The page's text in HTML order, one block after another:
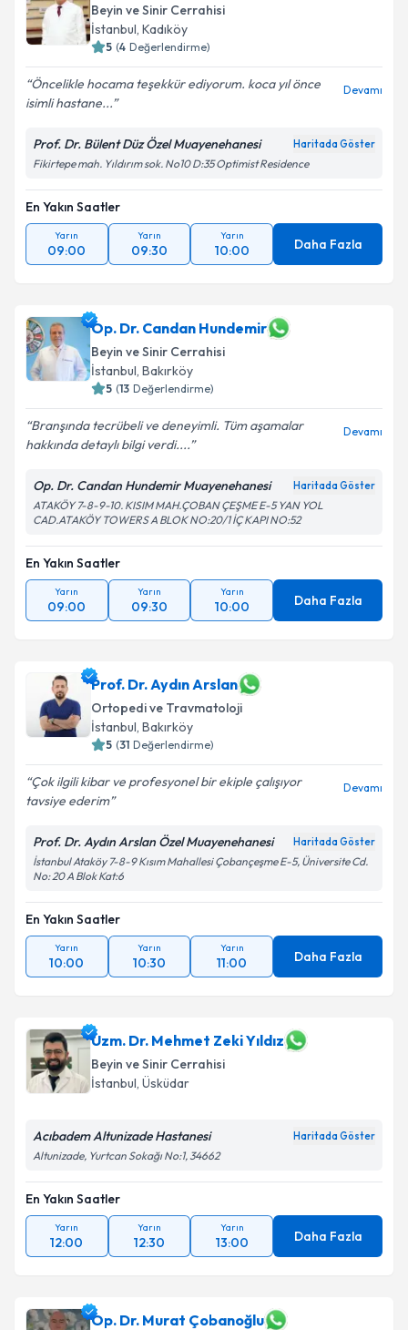
Beyin ve Sinir Cerrahisi
İstanbul, Kadıköy
5 (4 Değerlendirme)
Öncelikle hocama teşekkür ediyorum. koca yıl önce
isimli hastane...
Devamı
Prof. Dr. Bülent Düz Özel Muayenehanesi Haritada Göster
Fikirtepe mah. Yıldırım sok. No10 D:35 Optimist Residence
En Yakın Saatler
Yarın
09:00
Yarın
09:30
Yarın
10:00 Daha Fazla
Op. Dr. Candan Hundemir
Beyin ve Sinir Cerrahisi
İstanbul, Bakırköy
5 (13 Değerlendirme)
Branşında tecrübeli ve deneyimli. Tüm aşamalar
hakkında detaylı bilgi verdi....
Devamı
Op. Dr. Candan Hundemir Muayenehanesi Haritada Göster
ATAKÖY 7-8-9-10. KISIM MAH.ÇOBAN ÇEŞME E-5 YAN YOL
CAD.ATAKÖY TOWERS A BLOK NO:20/1 İÇ KAPI NO:52
En Yakın Saatler
Yarın
09:00
Yarın
09:30
Yarın
10:00 Daha Fazla
Prof. Dr. Aydın Arslan
Ortopedi ve Travmatoloji
İstanbul, Bakırköy
5 (31 Değerlendirme)
Çok ilgili kibar ve profesyonel bir ekiple çalışıyor
tavsiye ederim
Devamı
Prof. Dr. Aydın Arslan Özel Muayenehanesi Haritada Göster
İstanbul Ataköy 7-8-9 Kısım Mahallesi Çobançeşme E-5, Üniversite Cd.
No: 20 A Blok Kat:6
En Yakın Saatler
Yarın
10:00
Yarın
10:30
Yarın
11:00 Daha Fazla
Uzm. Dr. Mehmet Zeki Yıldız
Beyin ve Sinir Cerrahisi
İstanbul, Üsküdar
Acıbadem Altunizade Hastanesi Haritada Göster
Altunizade, Yurtcan Sokağı No:1, 34662
En Yakın Saatler
Yarın
12:00
Yarın
12:30
Yarın
13:00 Daha Fazla
Op. Dr. Murat Çobanoğlu